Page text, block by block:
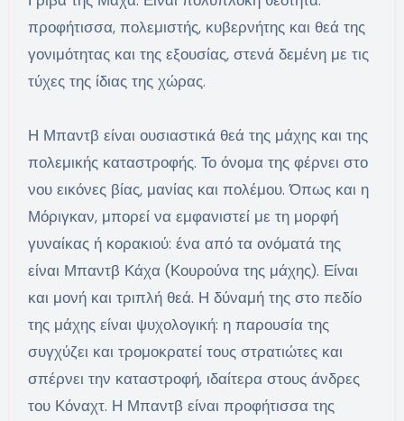
προφήτισσα, πολεμιστής, κυβερνήτης και θεά της
γονιμότητας και της εξουσίας, στενά δεμένη με τις
τύχες της ίδιας της χώρας.
Η Μπαντβ είναι ουσιαστικά θεά της μάχης και της
πολεμικής καταστροφής. Το όνομα της φέρνει στο
νου εικόνες βίας, μανίας και πολέμου. Όπως και η
Μόριγκαν, μπορεί να εμφανιστεί με τη μορφή
γυναίκας ή κορακιού: ένα από τα ονόματά της
είναι Μπαντβ Κάχα (Κουρούνα της μάχης). Είναι
και μονή και τριπλή θεά. Η δύναμή της στο πεδίο
της μάχης είναι ψυχολογική: η παρουσία της
συγχύζει και τρομοκρατεί τους στρατιώτες και
σπέρνει την καταστροφή, ιδαίτερα στους άνδρες
του Κόναχτ. Η Μπαντβ είναι προφήτισσα της